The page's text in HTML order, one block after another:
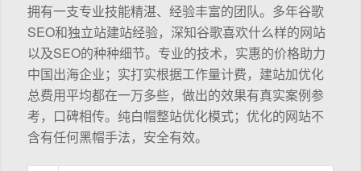
拥有一支专业技能精湛、经验丰富的团队。多年谷歌
SEO和独立站建站经验，深知谷歌喜欢什么样的网站
以及SEO的种种细节。专业的技术，实惠的价格助力
中国出海企业；实打实根据工作量计费，建站加优化
总费用平均都在一万多些，做出的效果有真实案例参
考，口碑相传。纯白帽整站优化模式；优化的网站不
含有任何黑帽手法，安全有效。